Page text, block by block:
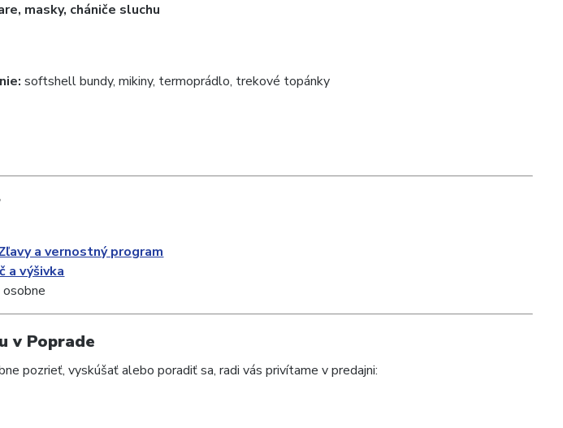
masky, chániče sluchu
softshell bundy, mikiny, termoprádlo, trekové topánky
a vernostný program
a výšivka
v Poprade
pozrieť, vyskúšať alebo poradiť sa, radi vás privítame v predajni: